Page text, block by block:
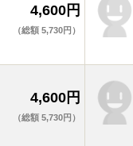
4,600円
（総額 5,730円）
4,600円
（総額 5,730円）